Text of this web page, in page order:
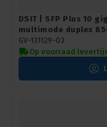
DSIT | SFP Plus 10
multimode duplex
GV-131129-03
Op voorraad